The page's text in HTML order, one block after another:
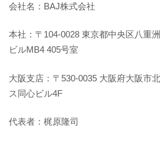
会社名：BAJ株式会社
本社：〒104-0028 東京都中央区八重
ビルMB4 405号室
大阪支店：〒530-0035 大阪府大阪市
ス同心ビル4F
代表者：梶原隆司